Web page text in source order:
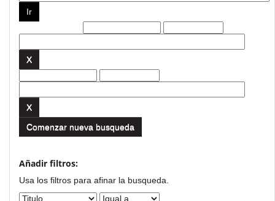
Comenzar nueva busqueda
Añadir filtros:
Usa los filtros para afinar la busqueda.